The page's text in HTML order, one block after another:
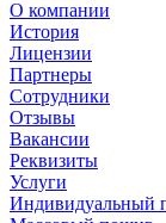
О компании
История
Лицензии
Партнеры
Сотрудники
Отзывы
Вакансии
Реквизиты
Услуги
Индивидуальный